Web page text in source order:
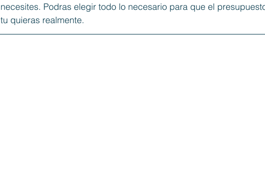
necesites. Podras elegir todo lo necesario para que el
tu quieras realmente.